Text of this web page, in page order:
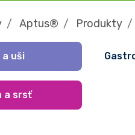
Aptus® Produkty
a uši
a srsť